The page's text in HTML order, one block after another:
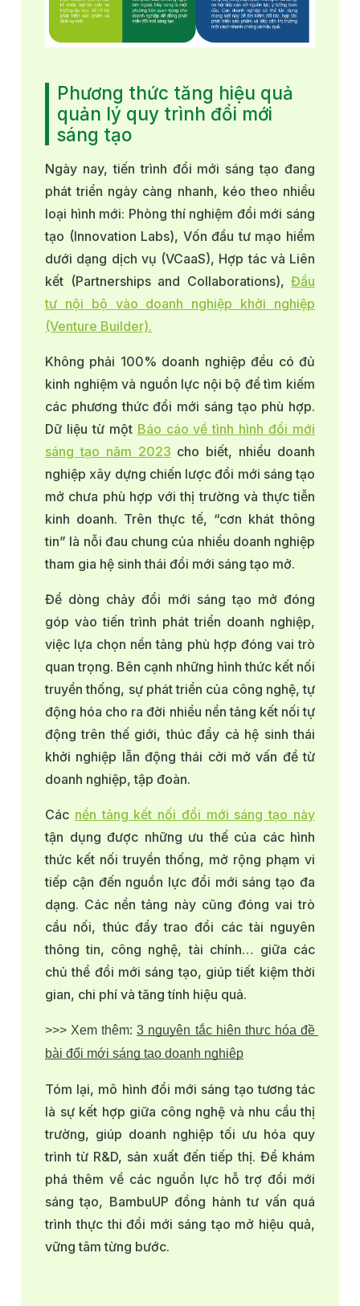
Phương thức tăng hiệu quả
quản lý quy trình đổi mới
sáng tạo
Ngày nay, tiến trình đổi mới sáng tạo đang
phát triển ngày càng nhanh, kéo theo nhiều
loại hình mới: Phòng thí nghiệm đổi mới sáng
tạo (Innovation Labs), Vốn đầu tư mạo hiểm
dưới dạng dịch vụ (VCaaS), Hợp tác và Liên
kết (Partnerships and Collaborations), Đầu
tư nội bộ vào doanh nghiệp khởi nghiệp
(Venture Builder).
Không phải 100% doanh nghiệp đều có đủ
kinh nghiệm và nguồn lực nội bộ để tìm kiếm
các phương thức đổi mới sáng tạo phù hợp.
Dữ liệu từ một Báo cáo về tình hình đổi mới
sáng tạo năm 2023 cho biết, nhiều doanh
nghiệp xây dựng chiến lược đổi mới sáng tạo
mở chưa phù hợp với thị trường và thực tiễn
kinh doanh. Trên thực tế, “cơn khát thông
tin” là nỗi đau chung của nhiều doanh nghiệp
tham gia hệ sinh thái đổi mới sáng tạo mở.
Để dòng chảy đổi mới sáng tạo mở đóng
góp vào tiến trình phát triển doanh nghiệp,
việc lựa chọn nền tảng phù hợp đóng vai trò
quan trọng. Bên cạnh những hình thức kết nối
truyền thống, sự phát triển của công nghệ, tự
động hóa cho ra đời nhiều nền tảng kết nối tự
động trên thế giới, thúc đẩy cả hệ sinh thái
khởi nghiệp lẫn động thái cởi mở vấn đề từ
doanh nghiệp, tập đoàn.
Các nền tảng kết nối đổi mới sáng tạo này
tận dụng được những ưu thế của các hình
thức kết nối truyền thống, mở rộng phạm vi
tiếp cận đến nguồn lực đổi mới sáng tạo đa
dạng. Các nền tảng này cũng đóng vai trò
cầu nối, thúc đẩy trao đổi các tài nguyên
thông tin, công nghệ, tài chính… giữa các
chủ thể đổi mới sáng tạo, giúp tiết kiệm thời
gian, chi phí và tăng tính hiệu quả.
>>> Xem thêm: 3 nguyên tắc hiện thực hóa đề
bài đổi mới sáng tạo doanh nghiệp
Tóm lại, mô hình đổi mới sáng tạo tương tác
là sự kết hợp giữa công nghệ và nhu cầu thị
trường, giúp doanh nghiệp tối ưu hóa quy
trình từ R&D, sản xuất đến tiếp thị. Để khám
phá thêm về các nguồn lực hỗ trợ đổi mới
sáng tạo, BambuUP đồng hành tư vấn quá
trình thực thi đổi mới sáng tạo mở hiệu quả,
vững tâm từng bước.